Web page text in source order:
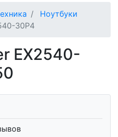
Ноутбуки
30P4
EX2540-